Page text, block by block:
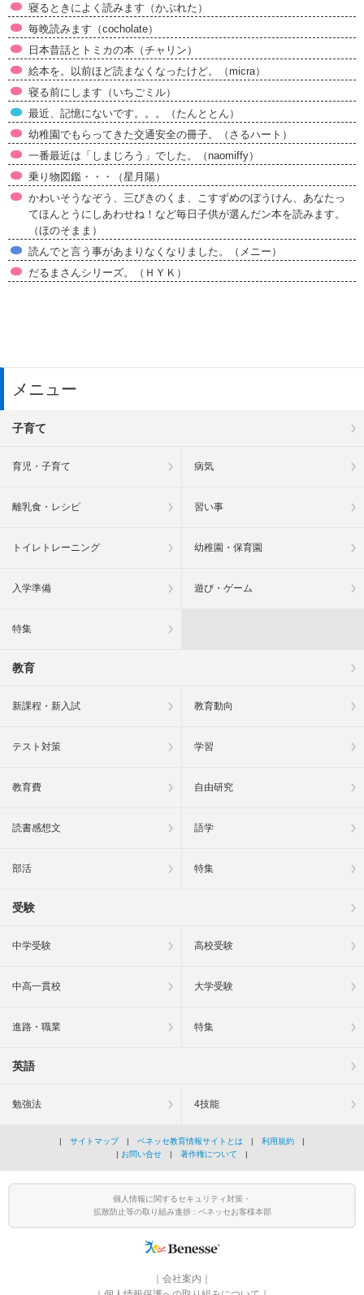
寝るときによく読みます（かぶれた）
毎晩読みます（cocholate）
日本昔話とトミカの本（チャリン）
絵本を。以前ほど読まなくなったけど。（micra）
寝る前にします（いちごミル）
最近、記憶にないです。。。（たんととん）
幼稚園でもらってきた交通安全の冊子。（さるハート）
一番最近は「しまじろう」でした。（naomiffy）
乗り物図鑑・・・（星月陽）
かわいそうなぞう、三びきのくま、こすずめのぼうけん、あなたっ
てほんとうにしあわせね！など毎日子供が選んだン本を読みます。
（ほのそまま）
読んでと言う事があまりなくなりました。（メニー）
だるまさんシリーズ。（ＨＹＫ）
メニュー
子育て
育児・子育て 病気
離乳食・レシピ 習い事
トイレトレーニング 幼稚園・保育園
入学準備 遊び・ゲーム
特集
教育
新課程・新入試 教育動向
テスト対策 学習
教育費 自由研究
読書感想文 語学
部活 特集
受験
中学受験 高校受験
中高一貫校 大学受験
進路・職業 特集
英語
勉強法 4技能
| サイトマップ| ベネッセ教育情報サイトとは | 利用規約 |
| お問い合せ | 著作権について |
個人情報に関するセキュリティ対策・
拡散防止等の取り組み進捗 : ベネッセお客様本部
会社案内